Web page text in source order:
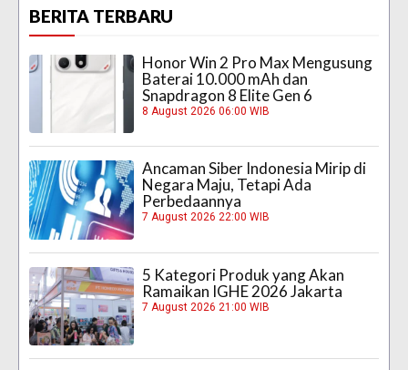
BERITA TERBARU
Honor Win 2 Pro Max Mengusung
Baterai 10.000 mAh dan
Snapdragon 8 Elite Gen 6
8 August 2026 06:00 WIB
Ancaman Siber Indonesia Mirip di
Negara Maju, Tetapi Ada
Perbedaannya
7 August 2026 22:00 WIB
5 Kategori Produk yang Akan
Ramaikan IGHE 2026 Jakarta
7 August 2026 21:00 WIB